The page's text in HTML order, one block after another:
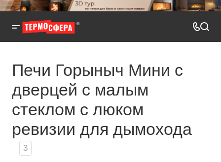
Печи Горыныч Мини с
дверцей с малым
стеклом с люком
ревизии для дымохода
3